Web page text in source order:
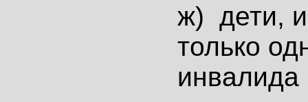
ж) дети,
только
инвалида